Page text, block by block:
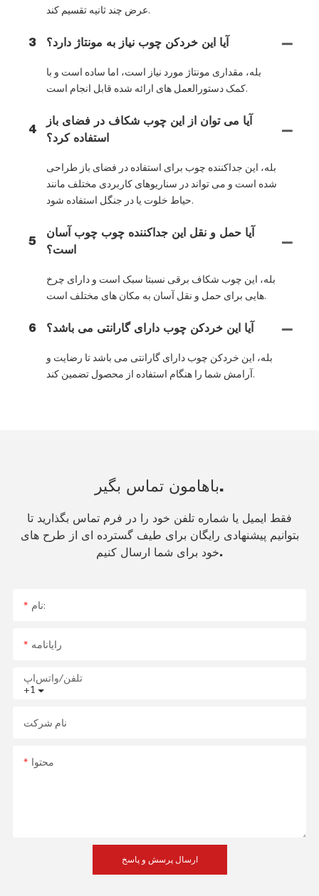
عرض چند ثانیه تقسیم کند.
3 آیا این خردکن چوب نیاز به مونتاژ دارد؟
بله، مقداری مونتاژ مورد نیاز است، اما ساده است و با
کمک دستورالعمل های ارائه شده قابل انجام است.
4
آیا می توان از این چوب شکاف در فضای باز
استفاده کرد؟
بله، این جداکننده چوب برای استفاده در فضای باز طراحی
شده است و می تواند در سناریوهای کاربردی مختلف مانند
حیاط خلوت یا در جنگل استفاده شود.
5
آیا حمل و نقل این جداکننده چوب چوب آسان
است؟
بله، این چوب شکاف برقی نسبتا سبک است و دارای چرخ
هایی برای حمل و نقل آسان به مکان های مختلف است.
6 آیا این خردکن چوب دارای گارانتی می باشد؟
بله، این خردکن چوب دارای گارانتی می باشد تا رضایت و
آرامش شما را هنگام استفاده از محصول تضمین کند.
باهامون تماس بگير.
فقط ایمیل یا شماره تلفن خود را در فرم تماس بگذارید تا
بتوانیم پیشنهادی رایگان برای طیف گسترده ای از طرح های
خود برای شما ارسال کنیم.
نام:
رایانامه
+1
تلفن/واتس‌اپ
نام شرکت
محتوا
ارسال پرسش و پاسخ